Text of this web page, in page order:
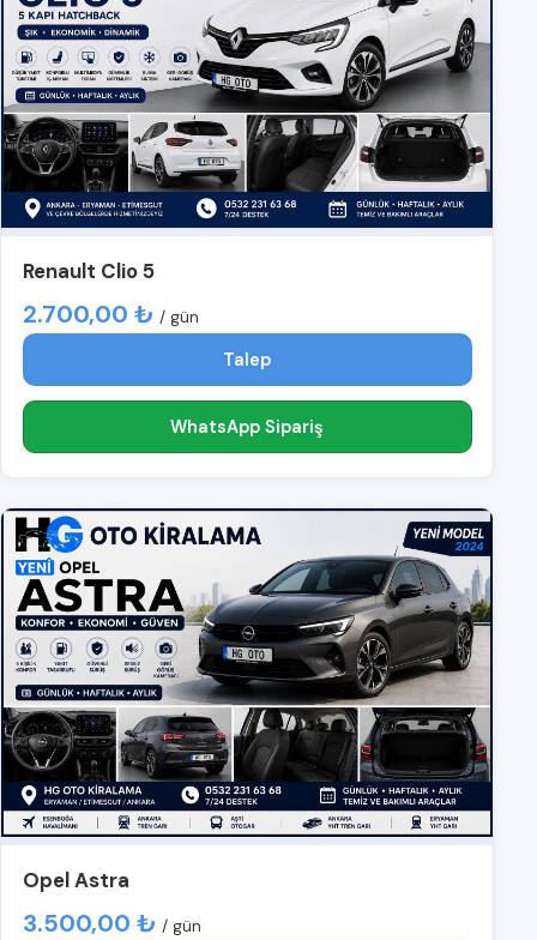
Renault Clio 5
2.700,00 ₺ / gün
Talep
WhatsApp Sipariş
Opel Astra
3.500,00 ₺ / gün